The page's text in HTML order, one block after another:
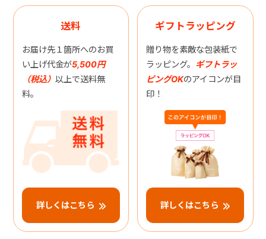
送料
お届け先１箇所へのお買
い上げ代金が5,500円
（税込） 以上で送料無
料。
詳しくはこちら
ギフトラッピング
贈り物を素敵な包装紙で
ラッピング。 ギフトラッ
ピングOKのアイコンが目
印！
詳しくはこちら